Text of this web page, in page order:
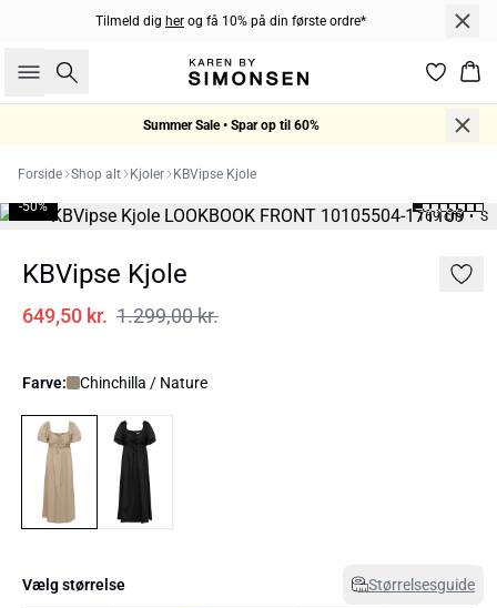
Tilmeld dig her og få 10% på din første ordre*
Søg
Summer Sale • Spar op til 60%
Forside Shop alt Kjoler KBVipse Kjole
169 cm • S
-50%
KBVipse Kjole
649,50 kr. 1.299,00 kr.
Farve: Chinchilla / Nature
Vælg størrelse Størrelsesguide